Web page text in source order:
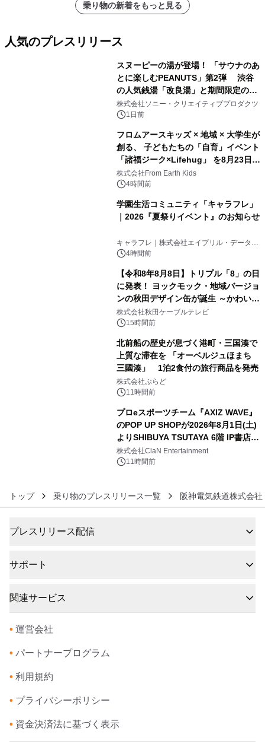
乗り物の新着をもっと見る
人気のプレスリリース
スヌーピーの湯が登場！ 「サウナのあ
とに楽しむPEANUTS」第2弾 渋谷
の人気銭湯「改良湯」と期間限定のコ
ラボレーション サウナイキタイコラ
ボグッズも発売決定！
株式会社ソニー・クリエイティブプロダクツ
1日前
フロムアースキッズ × 地域 × 大学生が
創る、 子どもたちの「自育」イベント
「諸福ジーク×Lifehug」 を8月23日
(日)開催
株式会社From Earth Kids
4時間前
学園生活コミュニティ「キャラフレ」
｜2026『夏祭りイベント』のお知らせ
キャラフレ｜株式会社エイプリル・データ・
デザインズ
4時間前
【令和8年8月8日】トリプル「8」の日
に発表！ ヨックモック・地域バージョ
ンの秋田デザイン缶が誕生 ～かわいい
秋田犬の子犬と秋田の四季と名所を巡
るパッケージ～ 9月1日(火)秋田県内で
販売開始
株式会社秋田ケーブルテレビ
15時間前
北前船の歴史が息づく港町・三国湊で
上質な滞在を 「オーベルジュほまち
三國湊」 1泊2食付の旅行商品を発売
株式会社ぷらど
11時間前
プロeスポーツチーム『AXIZ WAVE』
のPOP UP SHOPが2026年8月1日(土)
よりSHIBUYA TSUTAYA 6階 IP書店で
開催決定！！
株式会社ClaN Entertainment
11時間前
トップ 乗り物のプレスリリース一覧 阪神電気鉄道株式会社
プレスリリース配信
サポート
関連サービス
• 運営会社
• パートナープログラム
• 利用規約
• プライバシーポリシー
• 資金決済法に基づく表示